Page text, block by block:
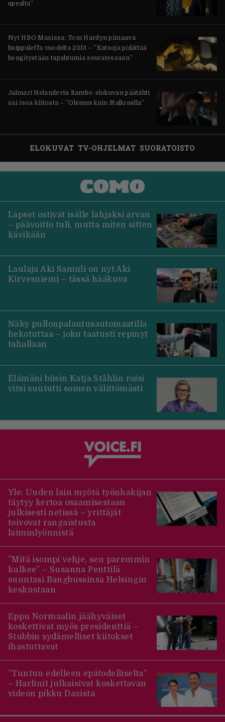
upealta”
Nyt HBO Maxissa: Tom Hardyn piinaava
huippuleffa vuodelta 2013 – ”Katsoja pidättää
hengitystään tapahtumia seuratessaan”
Jalmari Helanderin Rambo-elokuvan päätähti
sai isoa kiitosta – ”Olemus kuin Stallonella”
ELOKUVAT TV-OHJELMAT SUORATOISTO
Lapset ostivat isälle lahjaksi arvan
– päävoitto tuli, mutta miten sitten
kävikään
Laulaja Aki Samuli on nyt Aki
Kirvesniemi – tässä hääkuva
Näky pullonpalautusautomaatilla
hekotuttaa – joku taatusti repinyt
tahallaan
Elämäni biisin Katja Ståhlin roisi
vitsi suututti somen välittömästi
Yle: Uuden lain myötä työnhakijan
täytyy kertoa osaamisestaan
julkisesti netissä – yrittäjät
toivovat rangaistusta
laiminlyönnistä
”Mitä isompi vehje, sen paremmin
kulkee” – Susanna Penttilä
suuntasi Bangbussinsa Helsingin
keskustaan
Eppu Normaalin jäähyväiset
koskettivat myös presidenttiä –
Stubbin sydämelliset kiitokset
ihastuttavat
”Tuntuu edelleen epätodelliselta”
– Harlinit julkaisivat koskettavan
videon pikku Daxista